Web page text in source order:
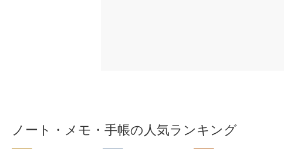
ノート・メモ・手帳の人気ランキング